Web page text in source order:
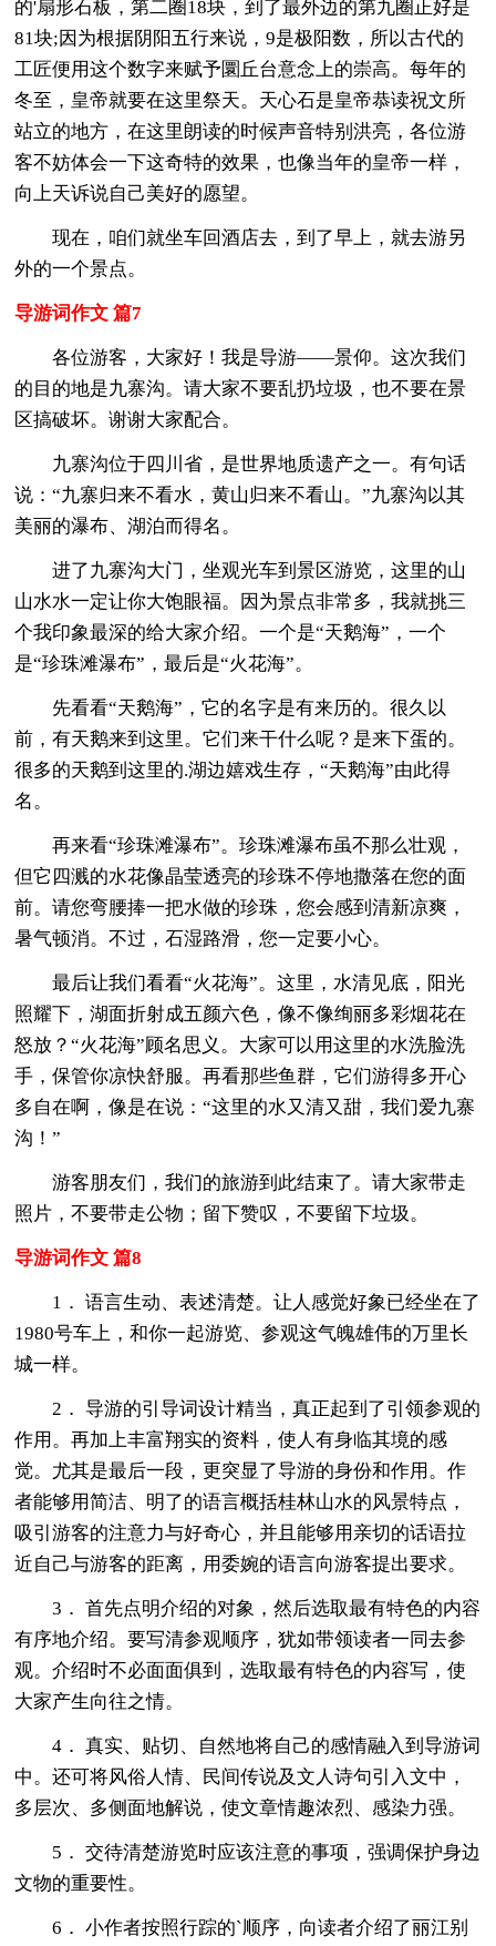
的'扇形石板，第二圈18块，到了最外边的第九圈正好是
81块;因为根据阴阳五行来说，9是极阳数，所以古代的
工匠便用这个数字来赋予圜丘台意念上的崇高。每年的
冬至，皇帝就要在这里祭天。天心石是皇帝恭读祝文所
站立的地方，在这里朗读的时候声音特别洪亮，各位游
客不妨体会一下这奇特的效果，也像当年的皇帝一样，
向上天诉说自己美好的愿望。
现在，咱们就坐车回酒店去，到了早上，就去游另
外的一个景点。
导游词作文 篇7
各位游客，大家好！我是导游——景仰。这次我们
的目的地是九寨沟。请大家不要乱扔垃圾，也不要在景
区搞破坏。谢谢大家配合。
九寨沟位于四川省，是世界地质遗产之一。有句话
说：“九寨归来不看水，黄山归来不看山。”九寨沟以其
美丽的瀑布、湖泊而得名。
进了九寨沟大门，坐观光车到景区游览，这里的山
山水水一定让你大饱眼福。因为景点非常多，我就挑三
个我印象最深的给大家介绍。一个是“天鹅海”，一个
是“珍珠滩瀑布”，最后是“火花海”。
先看看“天鹅海”，它的名字是有来历的。很久以
前，有天鹅来到这里。它们来干什么呢？是来下蛋的。
很多的天鹅到这里的.湖边嬉戏生存，“天鹅海”由此得
名。
再来看“珍珠滩瀑布”。珍珠滩瀑布虽不那么壮观，
但它四溅的水花像晶莹透亮的珍珠不停地撒落在您的面
前。请您弯腰捧一把水做的珍珠，您会感到清新凉爽，
暑气顿消。不过，石湿路滑，您一定要小心。
最后让我们看看“火花海”。这里，水清见底，阳光
照耀下，湖面折射成五颜六色，像不像绚丽多彩烟花在
怒放？“火花海”顾名思义。大家可以用这里的水洗脸洗
手，保管你凉快舒服。再看那些鱼群，它们游得多开心
多自在啊，像是在说：“这里的水又清又甜，我们爱九寨
沟！”
游客朋友们，我们的旅游到此结束了。请大家带走
照片，不要带走公物；留下赞叹，不要留下垃圾。
导游词作文 篇8
1． 语言生动、表述清楚。让人感觉好象已经坐在了
1980号车上，和你一起游览、参观这气魄雄伟的万里长
城一样。
2． 导游的引导词设计精当，真正起到了引领参观的
作用。再加上丰富翔实的资料，使人有身临其境的感
觉。尤其是最后一段，更突显了导游的身份和作用。作
者能够用简洁、明了的语言概括桂林山水的风景特点，
吸引游客的注意力与好奇心，并且能够用亲切的话语拉
近自己与游客的距离，用委婉的语言向游客提出要求。
3． 首先点明介绍的对象，然后选取最有特色的内容
有序地介绍。要写清参观顺序，犹如带领读者一同去参
观。介绍时不必面面俱到，选取最有特色的内容写，使
大家产生向往之情。
4． 真实、贴切、自然地将自己的感情融入到导游词
中。还可将风俗人情、民间传说及文人诗句引入文中，
多层次、多侧面地解说，使文章情趣浓烈、感染力强。
5． 交待清楚游览时应该注意的事项，强调保护身边
文物的重要性。
6． 小作者按照行踪的`顺序，向读者介绍了丽江别